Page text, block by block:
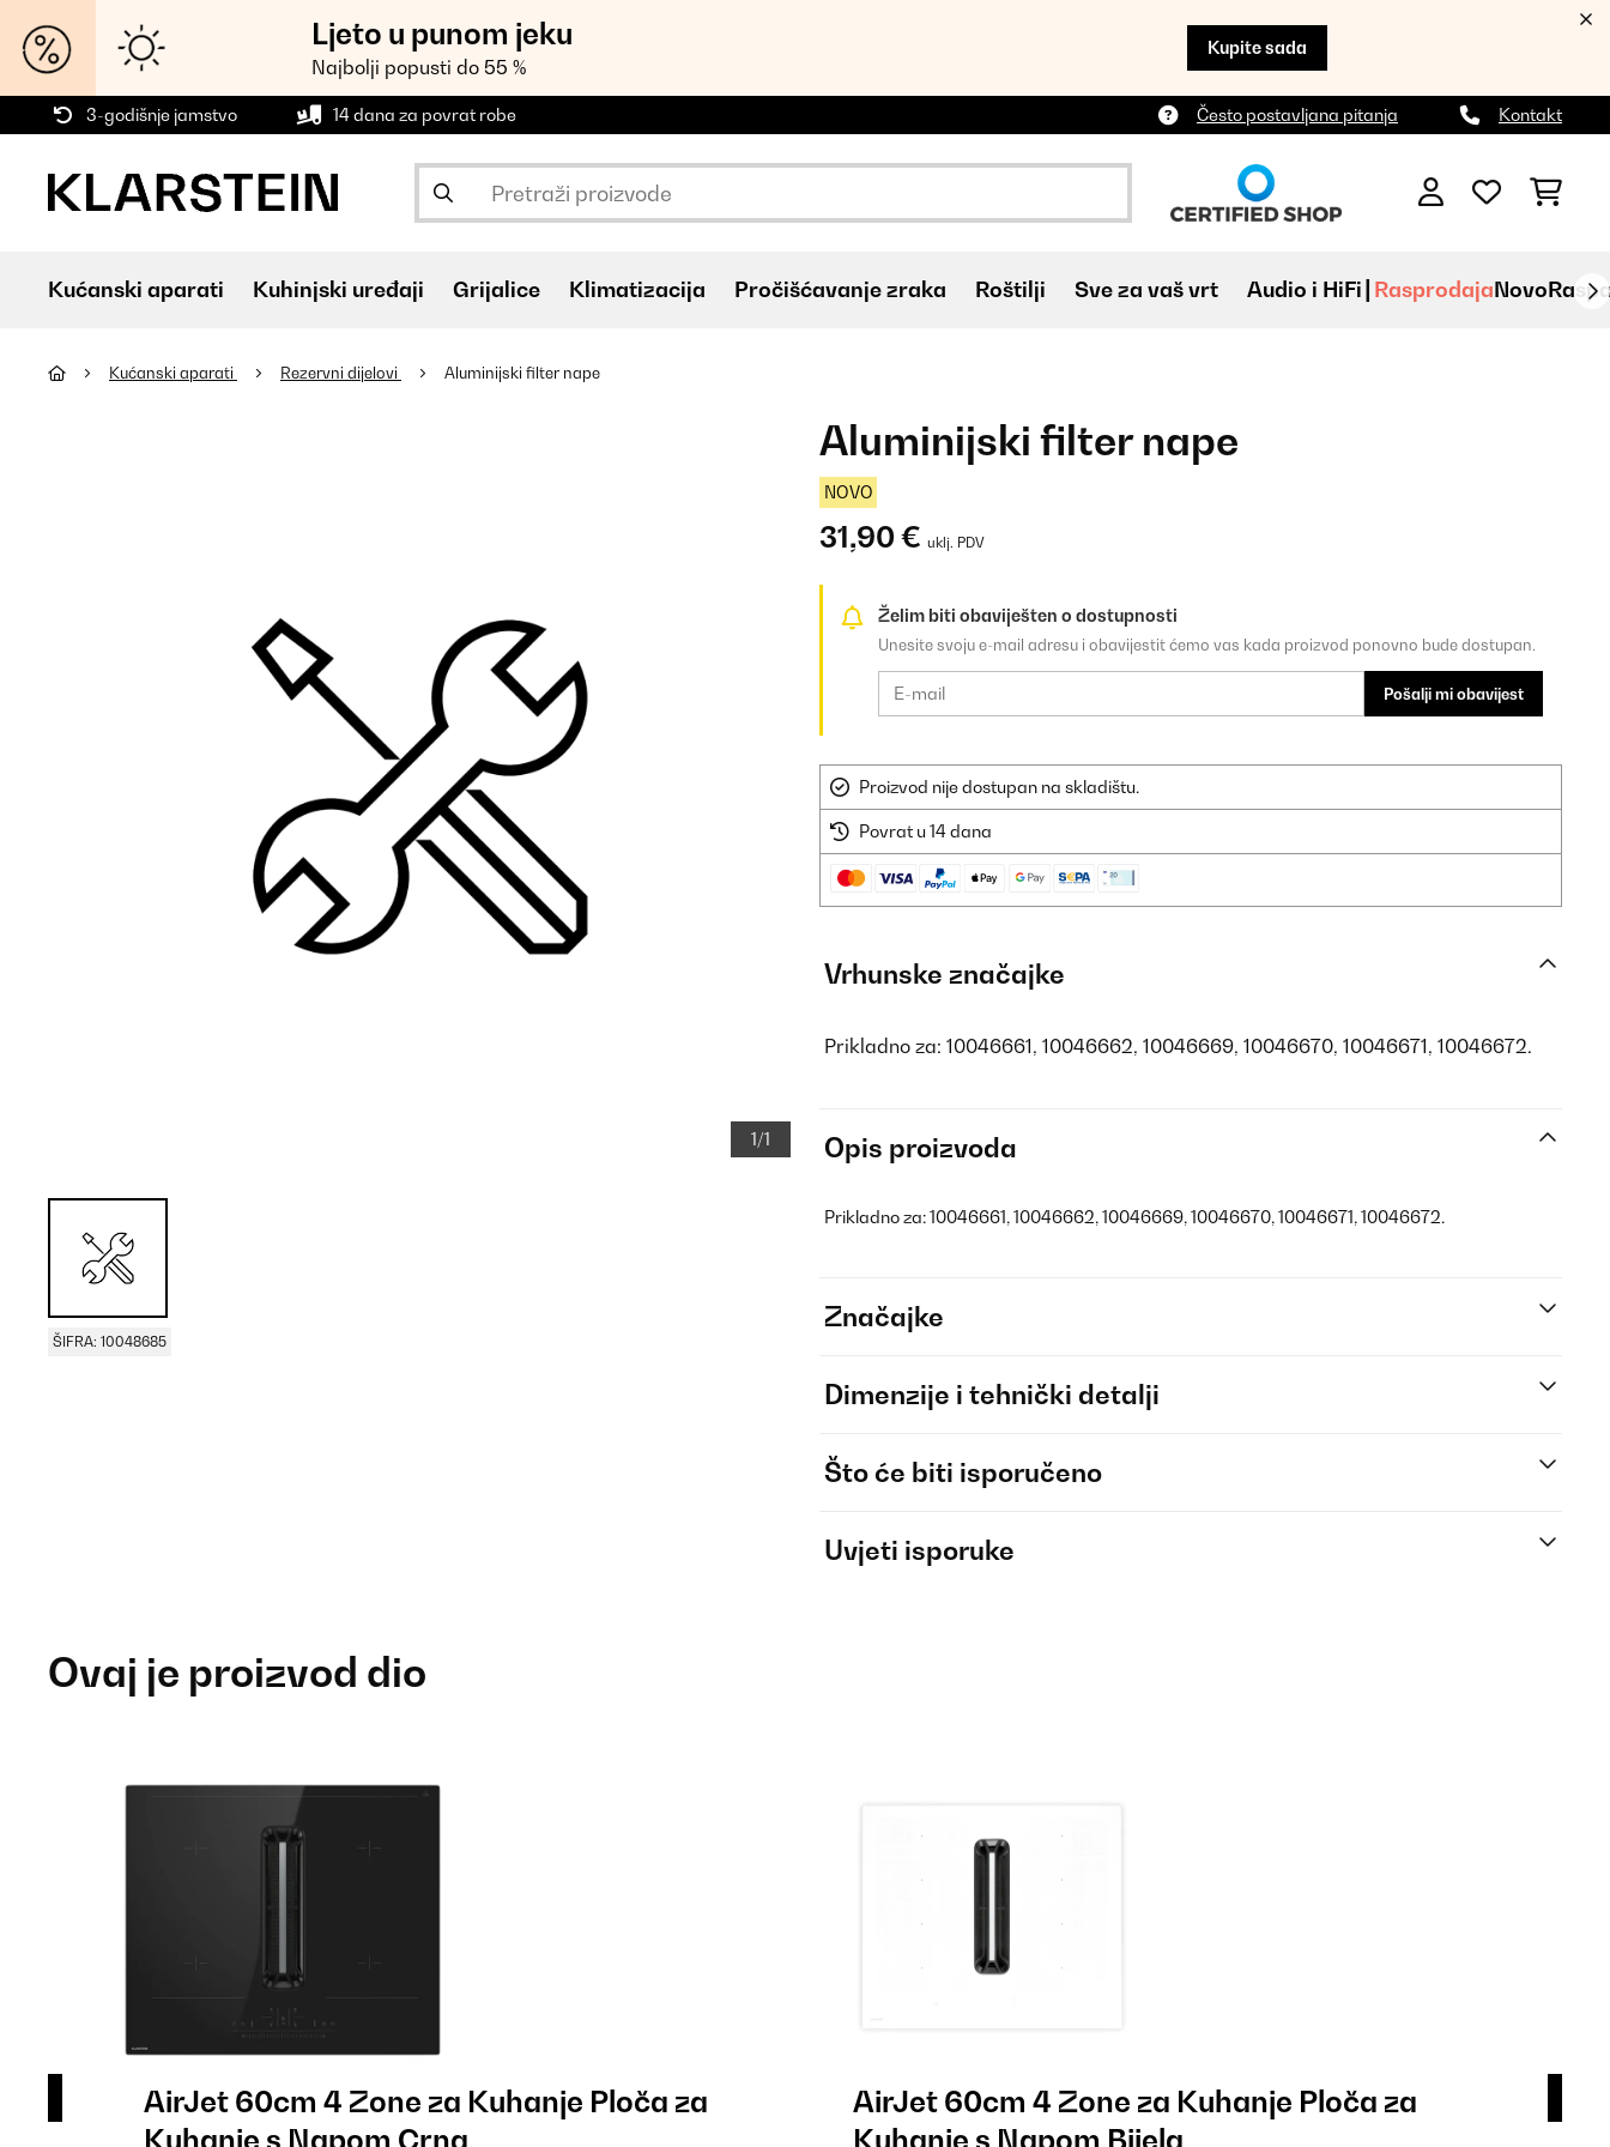
Ljeto u punom jeku
Najbolji popusti do 55 %
Kupite sada
3-godišnje jamstvo 14 dana za povrat robe Često postavljana pitanja Kontakt
Kućanski aparati Kuhinjski uređaji Grijalice Klimatizacija Pročišćavanje zraka Roštilji Sve za vaš vrt Audio i HiFi RasprodajaNovo
Kućanski aparati Rezervni dijelovi Aluminijski filter nape
1/1
ŠIFRA: 10048685
Aluminijski filter nape
NOVO
31,90 € uklj. PDV
Želim biti obaviješten o dostupnosti
Unesite svoju e-mail adresu i obavijestit ćemo vas kada proizvod ponovno bude dostupan.
Pošalji mi obavijest
Proizvod nije dostupan na skladištu.
Povrat u 14 dana
Vrhunske značajke
Prikladno za: 10046661, 10046662, 10046669, 10046670, 10046671, 10046672.
Opis proizvoda
Prikladno za: 10046661, 10046662, 10046669, 10046670, 10046671, 10046672.
Značajke
Dimenzije i tehnički detalji
Što će biti isporučeno
Uvjeti isporuke
Ovaj je proizvod dio
AirJet 60cm 4 Zone za Kuhanje Ploča za
Kuhanje s Napom Crna
AirJet 60cm 4 Zone za Kuhanje Ploča za
Kuhanje s Napom Bijela